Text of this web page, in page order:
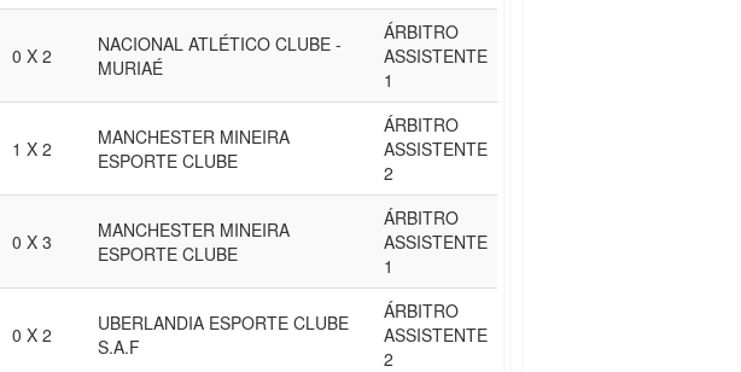
0 X 2
NACIONAL ATLÉTICO CLUBE -
MURIAÉ
ÁRBITRO
ASSISTENTE
1
1 X 2
MANCHESTER MINEIRA
ESPORTE CLUBE
ÁRBITRO
ASSISTENTE
2
0 X 3
MANCHESTER MINEIRA
ESPORTE CLUBE
ÁRBITRO
ASSISTENTE
1
0 X 2
UBERLANDIA ESPORTE CLUBE
S.A.F
ÁRBITRO
ASSISTENTE
2